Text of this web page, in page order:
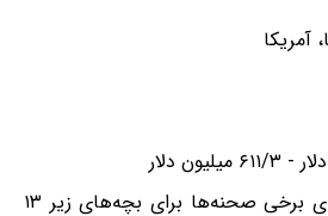
آمریکا
PG-13 (تماشای برخی صحنه‌ها برای بچه‌های زیر ۱۳